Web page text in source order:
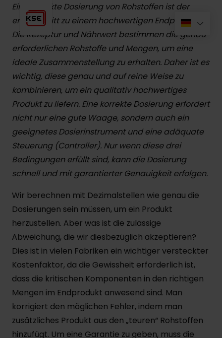
Eine korrekte Dosierung von Rohstoffen ist der
erste Schritt zu einem hochwertigen Endprodukt.
Die Rezeptur und Nährwert bestimmen die genau
erforderlichen Rohstoffe und Mengen, um eine
ideale Zusammenstellung zu erhalten. Daher ist es
wichtig, diese genau und auf reine Weise zu
kombinieren, um ein qualitativ hochwertiges
Produkt zu liefern. Eine korrekte Dosierung erfordert
nicht nur eine gute Waage, sondern auch ein
geeignetes Dosierinstrument und eine adäquate
Steuerung (Controller). Nur wenn diese drei
Bedingungen erfüllt sind, kann die Dosierung
schnell und mit garantierter Genauigkeit erfolgen.
Wir berechnen mit Dezimalstellen wie genau die
Dosierungen sein müssen, um ein Produkt
herzustellen. Aber was ist die zulässige
Abweichung, die wir diesbezüglich akzeptieren?
Dies ist in vielen Fabriken ein wichtiger versteckter
Kostenfaktor, da die Gewissheit erforderlich ist,
dass die kritischen Komponenten in den richtigen
Mengen im Endprodukt anwesend sind. Man
korrigiert den möglichen Fehler, indem man
zusätzliches Produkt aus den „teuren“ Rohstoffen
hinzufügt. Um eine Garantie zu geben, muss die